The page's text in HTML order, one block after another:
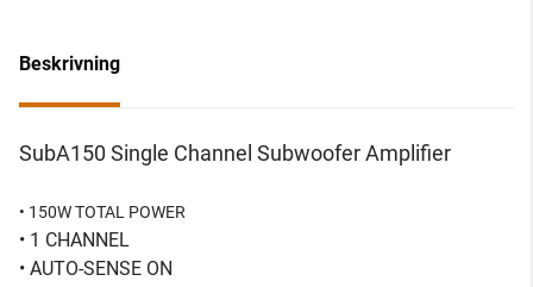
Beskrivning
SubA150 Single Channel Subwoofer Amplifier
• 150W TOTAL POWER
• 1 CHANNEL
• AUTO-SENSE ON